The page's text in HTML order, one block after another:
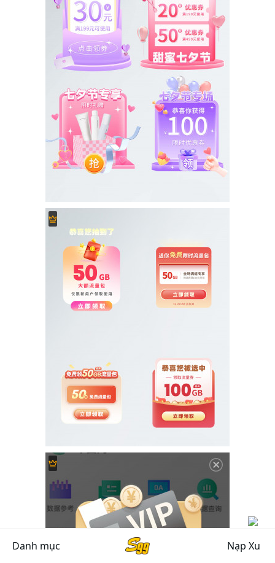
Danh mục Nạp Xu